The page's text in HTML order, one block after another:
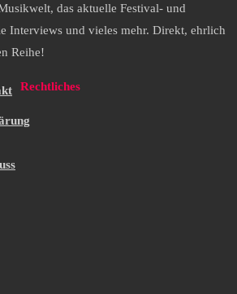
das aktuelle Festival- und
Interviews und vieles mehr. Direkt, ehrlich
Reihe!
Rechtliches